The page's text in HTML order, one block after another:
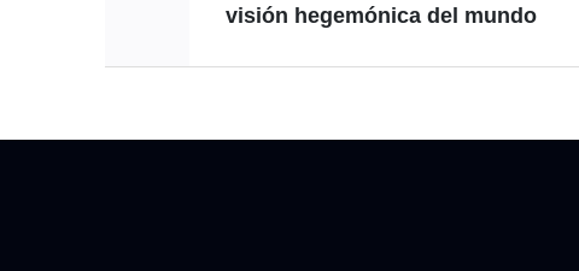
visión hegemónica del mundo